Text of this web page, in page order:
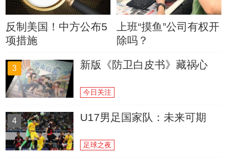
反制美国！中方公布5
项措施
上班“摸鱼”公司有权开
除吗？
3 新版《防卫白皮书》藏祸心
今日关注
4 U17男足国家队：未来可期
足球之夜